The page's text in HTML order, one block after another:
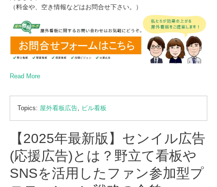
（料金や、空き情報などはお問合せ下さい。）
Read More
Topics: 屋外看板広告 ビル看板
【2025年最新版】センイル広告
(応援広告)とは？野立て看板や
SNSを活用したファン参加型プ